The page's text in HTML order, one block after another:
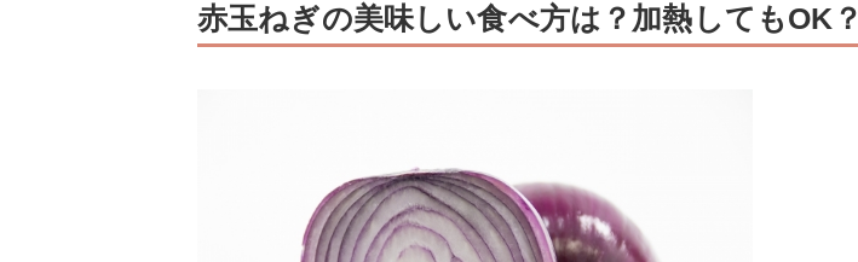
赤玉ねぎの美味しい食べ方は？加熱してもOK？